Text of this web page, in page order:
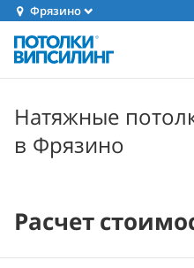
Фрязино
Натяжные
в Фрязино
Расчет